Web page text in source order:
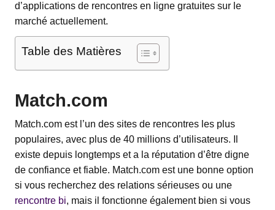
d’applications de rencontres en ligne gratuites sur le
marché actuellement.
Table des Matières
Match.com
Match.com est l’un des sites de rencontres les plus
populaires, avec plus de 40 millions d’utilisateurs. Il
existe depuis longtemps et a la réputation d’être digne
de confiance et fiable. Match.com est une bonne option
si vous recherchez des relations sérieuses ou une
rencontre bi, mais il fonctionne également bien si vous